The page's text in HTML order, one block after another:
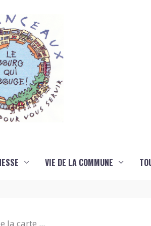
VIE DE LA COMMUNE
la carte ...